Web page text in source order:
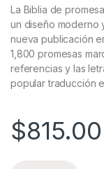
La Biblia de
un diseño moderno
nueva publicación
1,800 promesas
referencias y las
popular traducción
$815.00